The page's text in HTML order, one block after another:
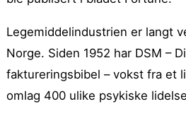
Legemiddelindustrien er langt
Norge. Siden 1952 har DSM –
faktureringsbibel – vokst fra et
omlag 400 ulike psykiske